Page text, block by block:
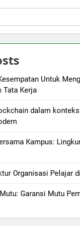
Untuk
Tata Kerja
dalam
Kampus:
Organisasi Pelajar
Garansi Mutu